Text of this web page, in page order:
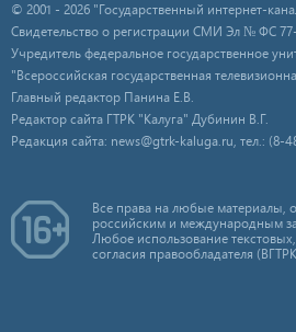
© 2001 - 2026 "Государственный интернет-
Свидетельство о регистрации СМИ Эл № ФС 77-
Учредитель федеральное государственное
"Всероссийская государственная
Главный редактор Панина Е.В.
Редактор сайта ГТРК "Калуга" Дубинин В.Г.
Редакция сайта: news@gtrk-kaluga.ru, тел.: (8-
Все права на любые материалы,
российским и международным
Любое использование
согласия правообладателя